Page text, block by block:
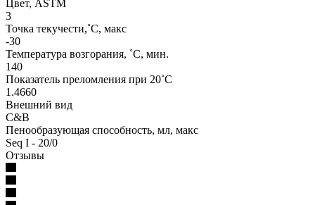
Цвет, ASTM
3
Точка текучести,˚C, макс
-30
Температура возгорания, ˚C, мин.
140
Показатель преломления при 20˚C
1.4660
Внешний вид
C&B
Пенообразующая способность, мл, макс
Seq I - 20/0
Отзывы